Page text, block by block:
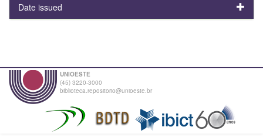
Date issued
UNIOESTE
(45) 3220-3000
biblioteca.repositorio@unioeste.br